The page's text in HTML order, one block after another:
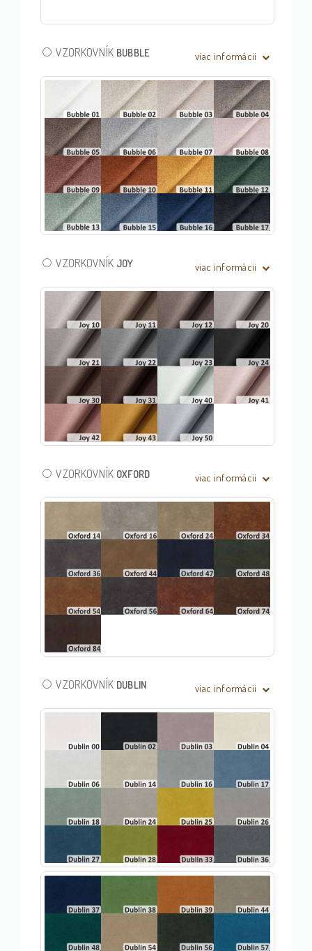
VZORKOVNÍK BUBBLE viac informácii
VZORKOVNÍK JOY viac informácii
VZORKOVNÍK OXFORD viac informácii
VZORKOVNÍK DUBLIN viac informácii